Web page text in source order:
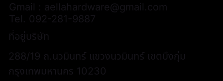
Gmail : aellahardware@gmail.com
Tel. 092-281-9887
ที่อยู่บริษัท
288/19 ถ.นวมินทร์ แขวงนวมินทร์ เขตบึงกุ่ม
กรุงเทพมหานคร 10230